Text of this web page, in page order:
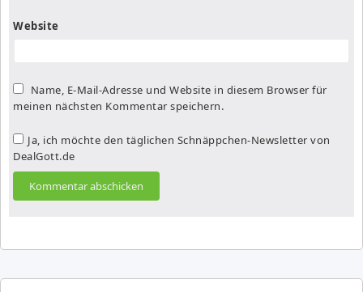
Website
Name, E-Mail-Adresse und Website in diesem Browser für
meinen nächsten Kommentar speichern.
Ja, ich möchte den täglichen Schnäppchen-Newsletter von
DealGott.de